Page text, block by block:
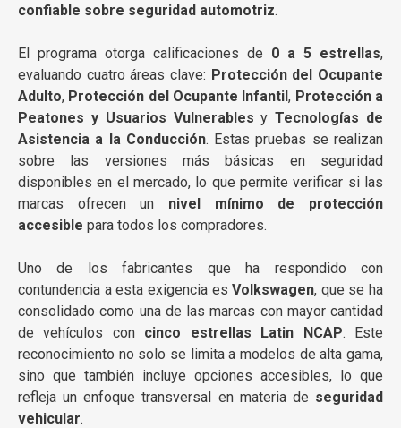
confiable sobre seguridad automotriz.
El programa otorga calificaciones de 0 a 5 estrellas,
evaluando cuatro áreas clave: Protección del Ocupante
Adulto, Protección del Ocupante Infantil, Protección a
Peatones y Usuarios Vulnerables yTecnologías de
Asistencia a la Conducción. Estas pruebas se realizan
sobre las versiones más básicas en seguridad
disponibles en el mercado, lo que permite verificar si las
marcas ofrecen un nivel mínimo de protección
accesible para todos los compradores.
Uno de los fabricantes que ha respondido con
contundencia a esta exigencia esVolkswagen, que se ha
consolidado como una de las marcas con mayor cantidad
de vehículos con cinco estrellas Latin NCAP. Este
reconocimiento no solo se limita a modelos de alta gama,
sino que también incluye opciones accesibles, lo que
refleja un enfoque transversal en materia de seguridad
vehicular.